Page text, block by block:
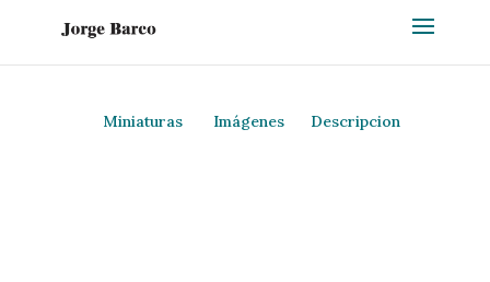
Miniaturas Imágenes Descripcion